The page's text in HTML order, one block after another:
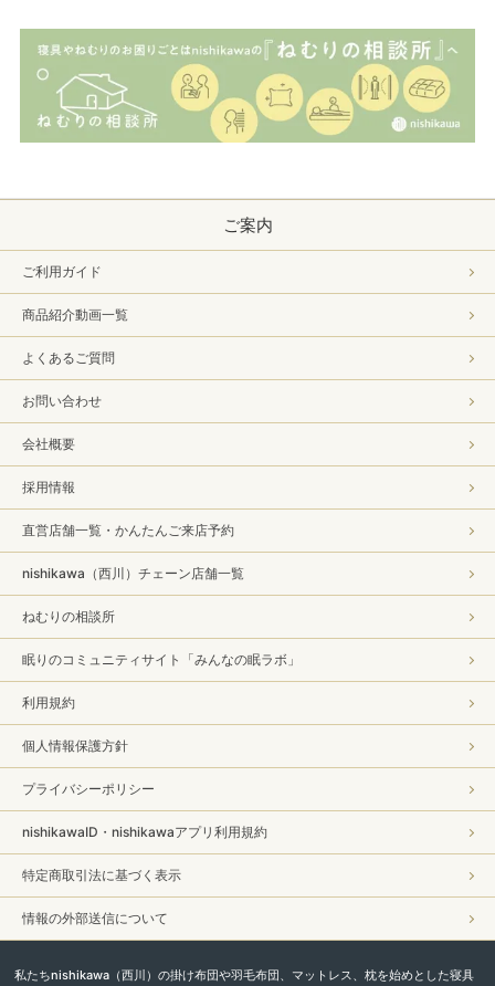
ご案内
ご利用ガイド
商品紹介動画一覧
よくあるご質問
お問い合わせ
会社概要
採用情報
直営店舗一覧・かんたんご来店予約
nishikawa（西川）チェーン店舗一覧
ねむりの相談所
眠りのコミュニティサイト「みんなの眠ラボ」
利用規約
個人情報保護方針
プライバシーポリシー
nishikawaID・nishikawaアプリ利用規約
特定商取引法に基づく表示
情報の外部送信について
私たちnishikawa（西川）の掛け布団や羽毛布団、マットレス、枕を始めとした寝具